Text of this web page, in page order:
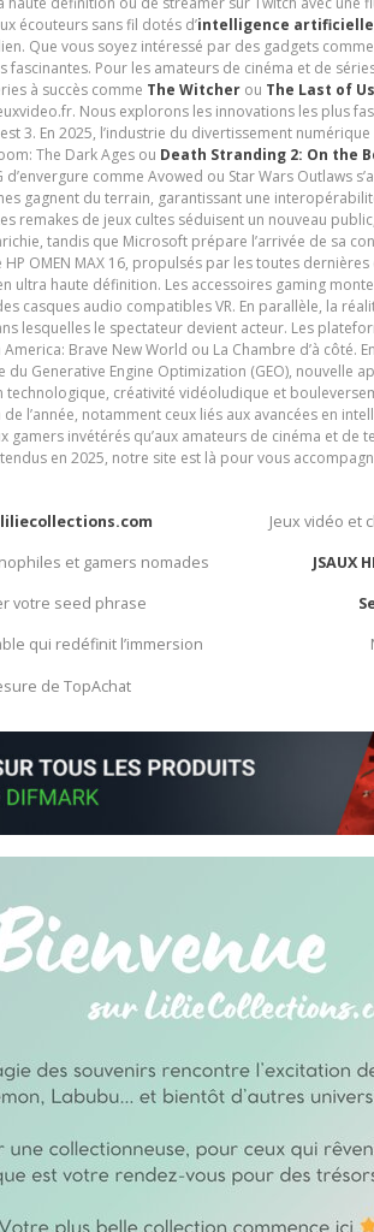
écouteurs sans fil dotés d’intelligence artificielle
Que vous soyez intéressé par des gadgets
fascinantes. Pour les amateurs de cinéma et de
à succès comme The Witcherou The Last of Us
Nous explorons les innovations les plus
3. En 2025, l’industrie du divertissement
The Dark Ages ou Death Stranding 2: On the
d’envergure comme Avowed ou Star Wars
gagnent du terrain, garantissant une
remakes de jeux cultes séduisent un nouveau
tandis que Microsoft prépare l’arrivée de sa
OMEN MAX 16, propulsés par les toutes
ultra haute définition. Les accessoires gaming
casques audio compatibles VR. En parallèle, la
lesquelles le spectateur devient acteur. Les
Brave New World ou La Chambre d’à côté.
Generative Engine Optimization (GEO), nouvelle
créativité vidéoludique et
l’année, notamment ceux liés aux avancées en
gamers invétérés qu’aux amateurs de cinéma et
en 2025, notre site est là pour vous
liliecollections.com
et gamers nomades
votre seed phrase
qui redéfinit l’immersion
de TopAchat
Jeux vidéo et
JSAUX